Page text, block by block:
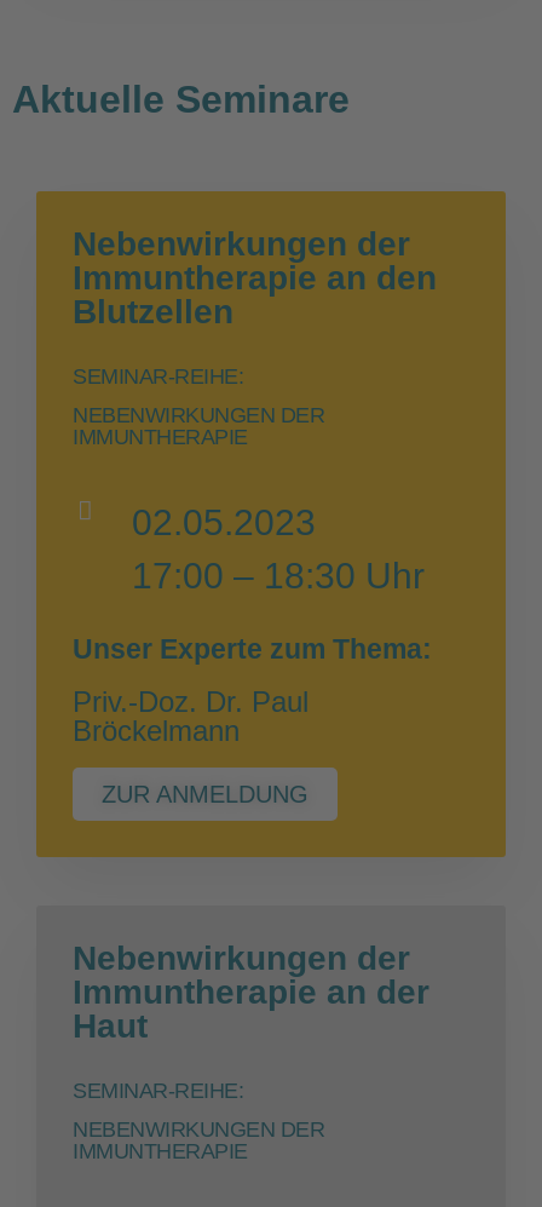
Aktuelle Seminare
Nebenwirkungen der
Immuntherapie an den
Blutzellen
SEMINAR-REIHE:
NEBENWIRKUNGEN DER
IMMUNTHERAPIE
02.05.2023
17:00 – 18:30 Uhr
Unser Experte zum Thema:
Priv.-Doz. Dr. Paul
Bröckelmann
ZUR ANMELDUNG
Nebenwirkungen der
Immuntherapie an der
Haut
SEMINAR-REIHE:
NEBENWIRKUNGEN DER
IMMUNTHERAPIE